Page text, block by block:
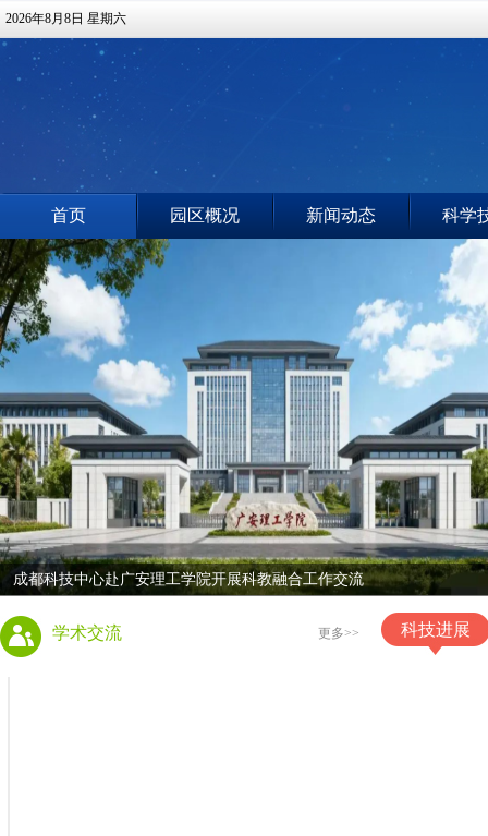
2026年8月8日 星期六
首页 园区概况 新闻动态 科学
成都科技中心赴广安理工学院开展科教融合工作交流
更多>>
学术交流 科技进展